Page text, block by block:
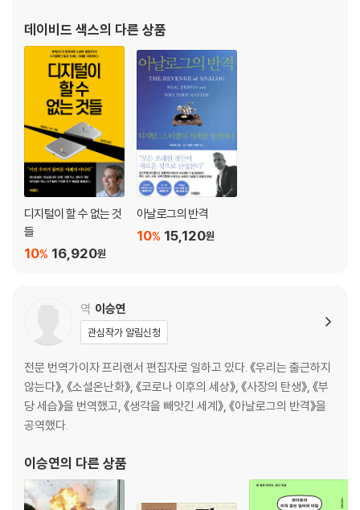
이 아름답다?│밴과 제리의 아이스크림 회사│자기 시간과 영역을 지배한
다는 것│화장실 청소도 내 일이거든│우리가 살고 있는 삶, 우리가 살고 싶
4장 미국에서 흑인 여성 창업가로 살아간다는 것
다른 흑인 여성도 함께 성공하는 모습을 보고 싶어요
눈을 감고 성공한 창업가를 그려보세요│백인 사업가가 의도적으로 회피
하는 시장│사장의 탄생│내 세금은 약과네요, 더 번창시켜야겠어요│기꺼
이 공동체의 얼굴이 되기로 하다│아프리카계 미국인이 편안함을 느끼는
공간│“이 소녀들에게 내가 알고 있는 것을 전해야만 합니다”
2부 성장과 부침의 시간을 통과하는 법
5장 사회적으로 깨어 있는 자본주의자
립서비스를 넘어, 가치 있는 사업을 실현하려는 사람들
리더십과 가장 거리가 멀었던 사람│가치 경영│아프리카의 문제를 해결하
고 싶어요│회사는 주주 이익을 위해서만 존재해야 하는가│공허한 연설로
그치지 않으려면│시험대에 오르기 전에는 아무것도 아니다│종업원지주
제는 마법 스위치가 아니다│이곳에서는 다르다는 걸 보여주고 싶어요
6장 가족 사업의 위험과 기회
가족과 함께 일할 수 있는가? 그건 바람직한가?
데이비드 색스의 다른 상품
디지털이 할 수 없는 것
들
16,920원
10%
아날로그의 반격
15,120원
10%
역 이승연
관심작가 알림신청
전문 번역가이자 프리랜서 편집자로 일하고 있다. 《우리는 출근하지
않는다》, 《소셜온난화》, 《코로나 이후의 세상》, 《사장의 탄생》, 《부
당 세습》을 번역했고, 《생각을 빼앗긴 세계》, 《아날로그의 반격》을
공역했다.
이승연의 다른 상품